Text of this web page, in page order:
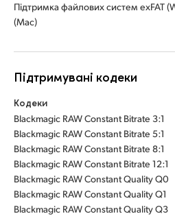
Підтримка файлових систем exFAT
(Mac)
Підтримувані кодеки
Кодеки
Blackmagic RAW Constant Bitrate 3:1
Blackmagic RAW Constant Bitrate 5:1
Blackmagic RAW Constant Bitrate 8:1
Blackmagic RAW Constant Bitrate 12:1
Blackmagic RAW Constant Quality Q0
Blackmagic RAW Constant Quality Q1
Blackmagic RAW Constant Quality Q3